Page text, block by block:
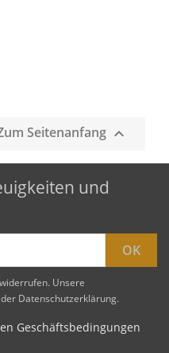
Seitenanfang 
und
Unsere
Datenschutzerklärung.
Geschäftsbedingungen